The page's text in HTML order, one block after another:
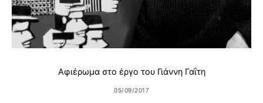
Αφιέρωμα στο έργο του Γιάννη Γαΐτη
05/09/2017